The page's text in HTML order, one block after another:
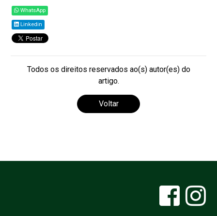
WhatsApp
Linkedin
Todos os direitos reservados ao(s) autor(es) do
artigo.
Voltar